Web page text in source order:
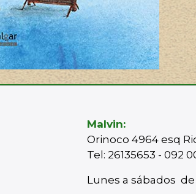
Malvin:
Orinoco 4964 esq
Tel: 26135653 - 092
Lunes a sábados de